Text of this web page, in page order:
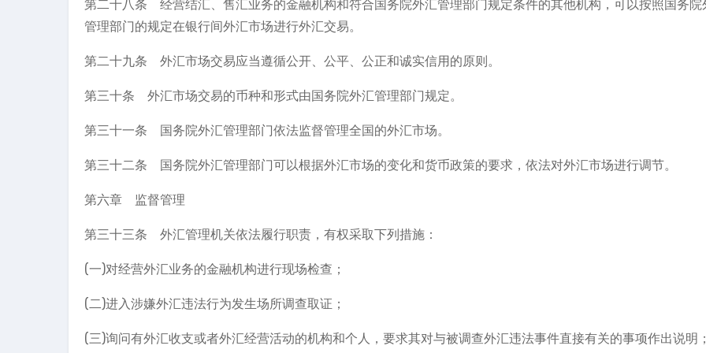
第二十八条 经营结汇、售汇业务的金融机构和符合国务院外汇管理部门规定条件的其他机构，可以按照国务院
管理部门的规定在银行间外汇市场进行外汇交易。
第二十九条 外汇市场交易应当遵循公开、公平、公正和诚实信用的原则。
第三十条 外汇市场交易的币种和形式由国务院外汇管理部门规定。
第三十一条 国务院外汇管理部门依法监督管理全国的外汇市场。
第三十二条 国务院外汇管理部门可以根据外汇市场的变化和货币政策的要求，依法对外汇市场进行调节。
第六章 监督管理
第三十三条 外汇管理机关依法履行职责，有权采取下列措施：
(一)对经营外汇业务的金融机构进行现场检查；
(二)进入涉嫌外汇违法行为发生场所调查取证；
(三)询问有外汇收支或者外汇经营活动的机构和个人，要求其对与被调查外汇违法事件直接有关的事项作出说明